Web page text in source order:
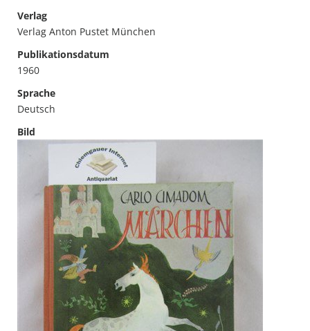
Verlag
Verlag Anton Pustet München
Publikationsdatum
1960
Sprache
Deutsch
Bild